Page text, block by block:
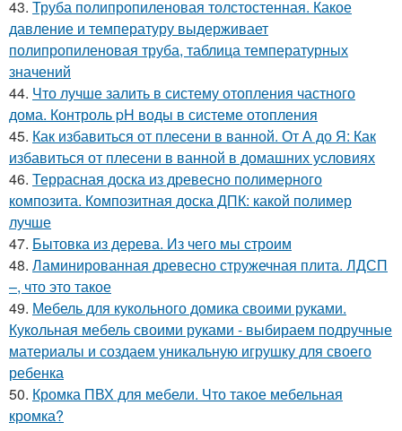
43. Труба полипропиленовая толстостенная. Какое
давление и температуру выдерживает
полипропиленовая труба, таблица температурных
значений
44. Что лучше залить в систему отопления частного
дома. Контроль pH воды в системе отопления
45. Как избавиться от плесени в ванной. От А до Я: Как
избавиться от плесени в ванной в домашних условиях
46. Террасная доска из древесно полимерного
композита. Композитная доска ДПК: какой полимер
лучше
47. Бытовка из дерева. Из чего мы строим
48. Ламинированная древесно стружечная плита. ЛДСП
–, что это такое
49. Мебель для кукольного домика своими руками.
Кукольная мебель своими руками - выбираем подручные
материалы и создаем уникальную игрушку для своего
ребенка
50. Кромка ПВХ для мебели. Что такое мебельная
кромка?